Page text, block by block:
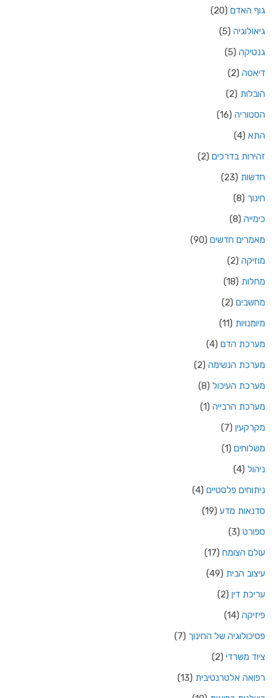
גוף האדם (20)
גיאולוגיה (5)
גנטיקה (5)
דיאטה (2)
הובלות (2)
הסטוריה (16)
התא (4)
זהירות בדרכים (2)
חדשות (23)
חינוך (8)
כימייה (8)
מאמרים חדשים (90)
מוזיקה (2)
מחלות (18)
מחשבים (2)
מיומנויות (11)
מערכת הדם (4)
מערכת הנשימה (2)
מערכת העיכול (8)
מערכת הרבייה (1)
מקרקעין (7)
משלוחים (1)
ניהול (4)
ניתוחים פלסטיים (4)
סדנאות מדע (19)
ספורט (3)
עולם הצומח (17)
עיצוב הבית (49)
עריכת דין (2)
פיזיקה (14)
פסיכולוגיה של החינוך (7)
ציוד משרדי (2)
רפואה אלטרנטיבית (13)